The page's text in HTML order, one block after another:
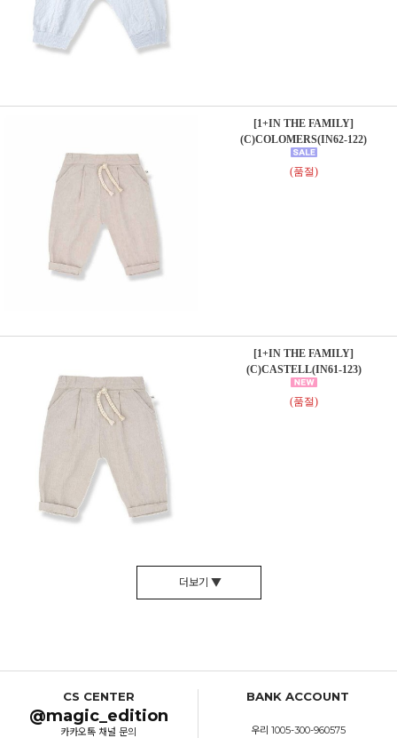
[1+IN THE FAMILY]
(C)COLOMERS(IN62-122)
(품절)
[1+IN THE FAMILY]
(C)CASTELL(IN61-123)
(품절)
더보기 ▼
CS CENTER
@magic_edition
카카오톡 채널 문의
BANK ACCOUNT
우리 1005-300-960575